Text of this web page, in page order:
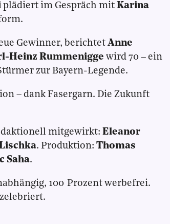
plädiert im Gespräch mit Karina
Gewinner, berichtet Anne
Heinz Rummenigge wird 70 – ein
zur Bayern-Legende.
– dank Fasergarn. Die Zukunft
mitgewirkt: Eleanor
. Produktion: Thomas
Saha.
100 Prozent werbefrei.